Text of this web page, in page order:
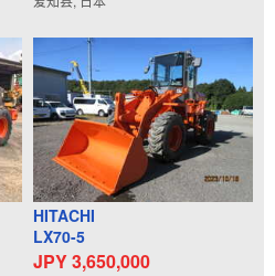
HITACHI
LX70-5
JPY 3,650,000